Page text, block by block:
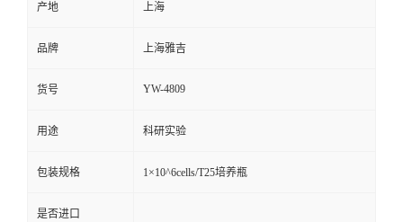
产地 上海
品牌 上海雅吉
货号 YW-4809
用途 科研实验
包装规格 1×10^6cells/T25培养瓶
是否进口